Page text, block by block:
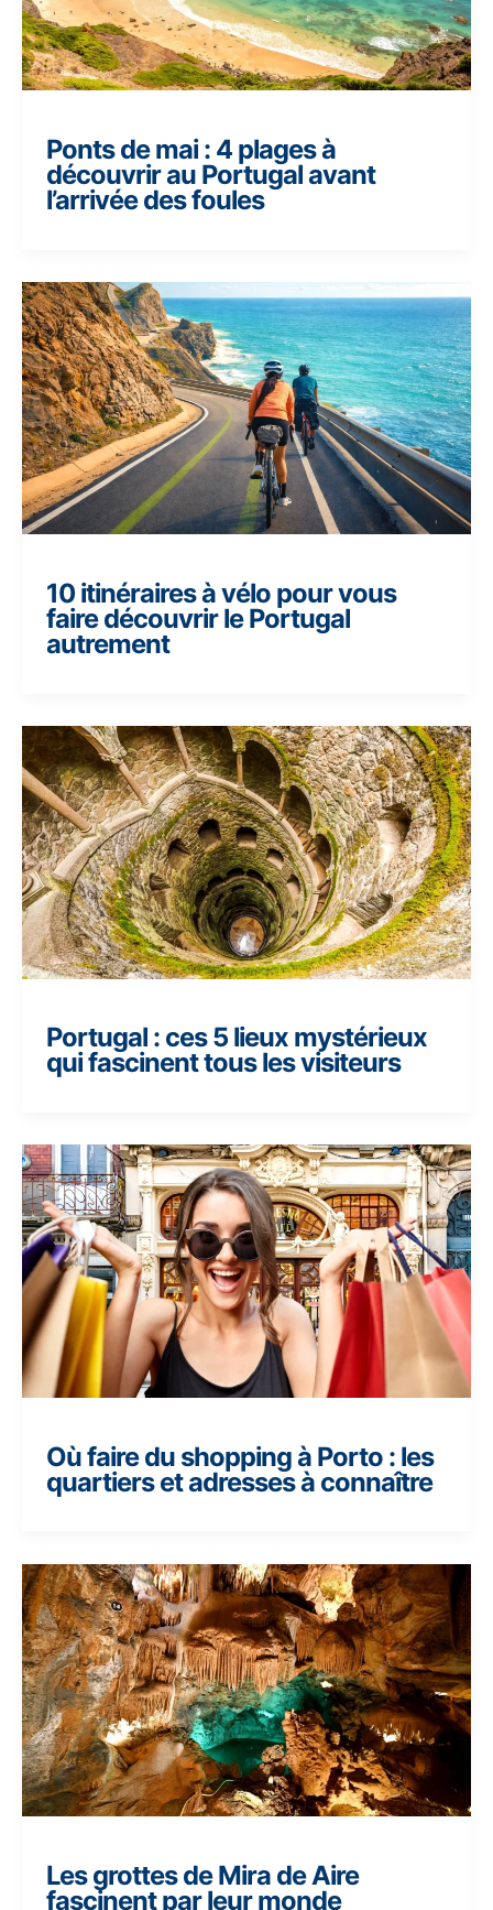
Ponts de mai : 4 plages à
découvrir au Portugal avant
l’arrivée des foules
10 itinéraires à vélo pour vous
faire découvrir le Portugal
autrement
Portugal : ces 5 lieux mystérieux
qui fascinent tous les visiteurs
Où faire du shopping à Porto : les
quartiers et adresses à connaître
Les grottes de Mira de Aire
fascinent par leur monde